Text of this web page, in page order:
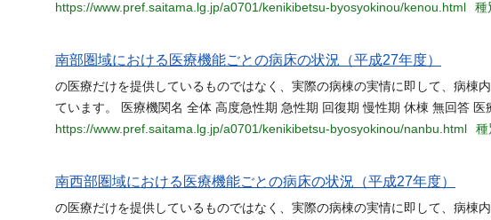
https://www.pref.saitama.lg.jp/a0701/kenikibetsu-byosyokinou/kenou.html
種
南部圏域における医療機能ごとの病床の状況（平成27年度）
の医療だけを提供しているものではなく、実際の病棟の実情に即して、病棟
ています。 医療機関名 全体 高度急性期 急性期 回復期 慢性期 休棟 無回答 医
https://www.pref.saitama.lg.jp/a0701/kenikibetsu-byosyokinou/nanbu.html
種
南西部圏域における医療機能ごとの病床の状況（平成27年度）
の医療だけを提供しているものではなく、実際の病棟の実情に即して、病棟